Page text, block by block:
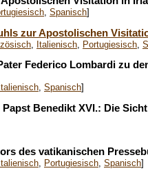
Spanisch]
zur Apostolischen
Italienisch Portugiesisch
Federico Lombardi zu
Italienisch, Spanisch]
Papst Benedikt XVI.: Die
des vatikanischen
Portugiesisch Spanisch]